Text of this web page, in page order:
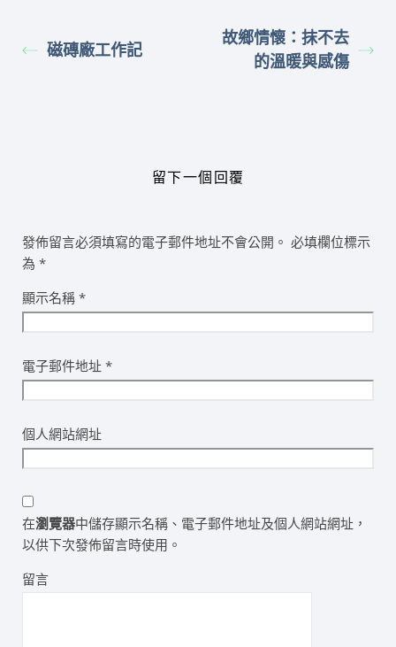
磁磚廠工作記
故鄉情懷：抹不去
的溫暖與感傷
留下一個回覆
發佈留言必須填寫的電子郵件地址不會公開。 必填欄位標示
為 *
顯示名稱 *
電子郵件地址 *
個人網站網址
在瀏覽器中儲存顯示名稱、電子郵件地址及個人網站網址，
以供下次發佈留言時使用。
留言